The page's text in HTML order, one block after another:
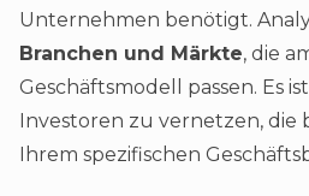
Unternehmen benötigt.
Branchen und Märkte, die
Geschäftsmodell passen. Es
Investoren zu vernetzen, die
Ihrem spezifischen